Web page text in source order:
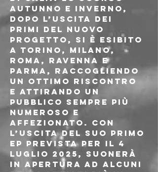
autunno e inverno,
dopo l’uscita dei
primi del nuovo
progetto, si è esibito
a Torino, Milano,
Roma, Ravenna e
Parma, raccogliendo
un ottimo riscontro
e attirando un
pubblico sempre più
numeroso e
affezionato. Con
l’uscita del suo primo
EP prevista per il 4
luglio 2025, suonerà
in apertura ad alcuni